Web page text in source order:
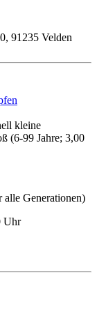
91235 Velden
kleine
(6-99 Jahre; 3,00
Generationen)
Uhr